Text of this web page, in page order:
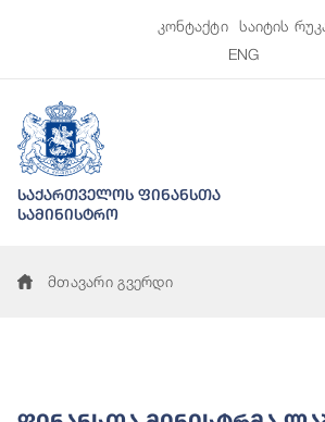
კონტაქტი
საიტის
ENG
საქართველოს ფინანსთა
სამინისტრო
მთავარი გვერდი